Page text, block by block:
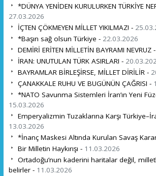
*DÜNYA YENİDEN KURULURKEN TÜRKİYE
27.03.2026
İÇTEN ÇÖKMEYEN MİLLET YIKILMAZ! -
*Başın sağ olsun Türkiye - 22.03.2026
DEMİRİ ERİTEN MİLLETİN BAYRAMI NEVRUZ -
İRAN: UNUTULAN TÜRK ASIRLARI -
BAYRAMLAR BİRLEŞİRSE, MİLLET DİRİLİR -
ÇANAKKALE RUHU VE BUGÜNÜN ÇAĞRISI -
*NATO Savunma Sistemleri İran’ın Yeni
15.03.2026
Emperyalizmin Tuzaklarına Karşı
13.03.2026
*İnanç Maskesi Altında Kurulan Savaş
Bir Milletin Haykırışı - 11.03.2026
Ortadoğu’nun kaderini haritalar değil,
belirler - 11.03.2026